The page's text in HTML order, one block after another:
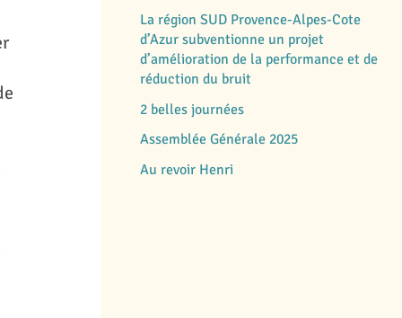
La région SUD Provence-Alpes-Cote
d’Azur subventionne un projet
d’amélioration de la performance et de
réduction du bruit
2 belles journées
Assemblée Générale 2025
Au revoir Henri